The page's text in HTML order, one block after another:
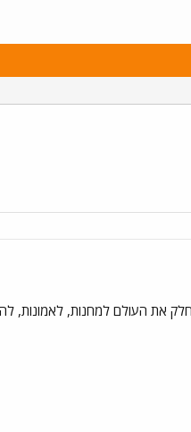
את העולם למחנות, לאמונות,